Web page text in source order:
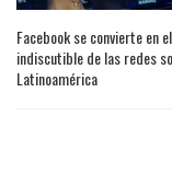
Facebook se convierte en
indiscutible de las redes
Latinoamérica